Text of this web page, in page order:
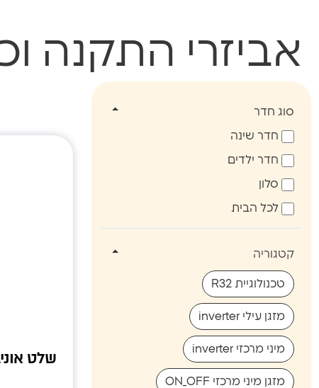
אביזרי התקנה מציג 0
סוג חדר
חדר שינה
חדר ילדים
סלון
לכל הבית
קטגוריה
טכנולוגיית R32
מזגן עילי inverter
מיני מרכזי inverter
מזגן מיני מרכזי ON_OFF
שלט